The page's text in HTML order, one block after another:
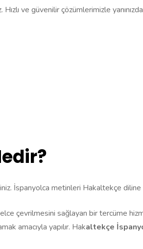
ve güvenilir çözümlerimizle
İspanyolca metinleri Hakaltekçe
çevrilmesini sağlayan bir tercüme
amacıyla yapılır. Hakaltekçe